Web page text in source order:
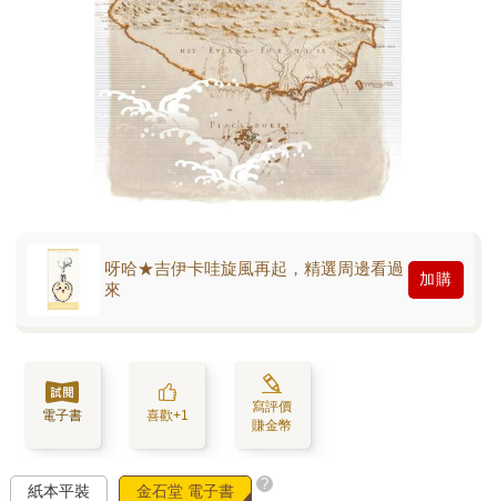
呀哈★吉伊卡哇旋風再起，精選周邊看過
來
加購
電子書 喜歡+1
寫評價
賺金幣
紙本平裝 金石堂 電子書 ?